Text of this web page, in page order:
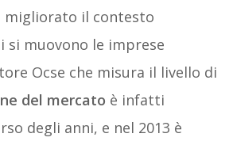
migliorato il contesto
si muovono le imprese
Ocse che misura il livello di
del mercato è infatti
degli anni, e nel 2013 è